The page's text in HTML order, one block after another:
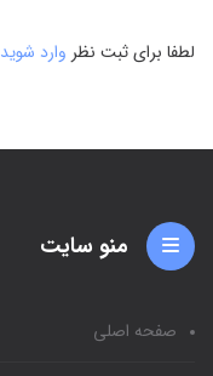
لطفا برای ثبت نظر وارد شوید
منو سایت
صفحه اصلی